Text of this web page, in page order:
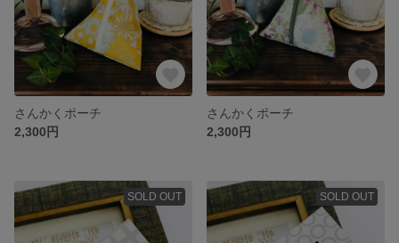
さんかくポーチ
2,300円
さんかくポーチ
2,300円
SOLD OUT SOLD OUT